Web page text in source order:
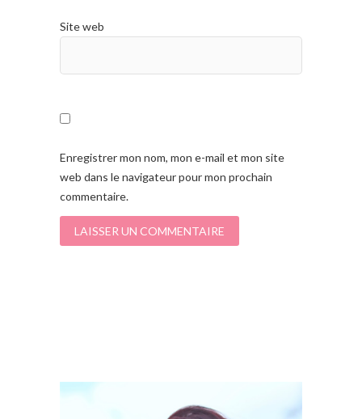
Site web
Enregistrer mon nom, mon e-mail et mon site
web dans le navigateur pour mon prochain
commentaire.